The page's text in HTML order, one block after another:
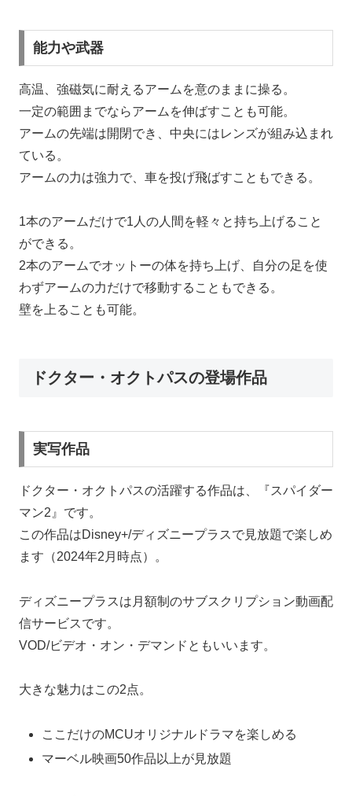
能力や武器
高温、強磁気に耐えるアームを意のままに操る。
一定の範囲までならアームを伸ばすことも可能。
アームの先端は開閉でき、中央にはレンズが組み込まれ
ている。
アームの力は強力で、車を投げ飛ばすこともできる。
1本のアームだけで1人の人間を軽々と持ち上げること
ができる。
2本のアームでオットーの体を持ち上げ、自分の足を使
わずアームの力だけで移動することもできる。
壁を上ることも可能。
ドクター・オクトパスの登場作品
実写作品
ドクター・オクトパスの活躍する作品は、『スパイダー
マン2』です。
この作品はDisney+/ディズニープラスで見放題で楽しめ
ます（2024年2月時点）。
ディズニープラスは月額制のサブスクリプション動画配
信サービスです。
VOD/ビデオ・オン・デマンドともいいます。
大きな魅力はこの2点。
ここだけのMCUオリジナルドラマを楽しめる
マーベル映画50作品以上が見放題